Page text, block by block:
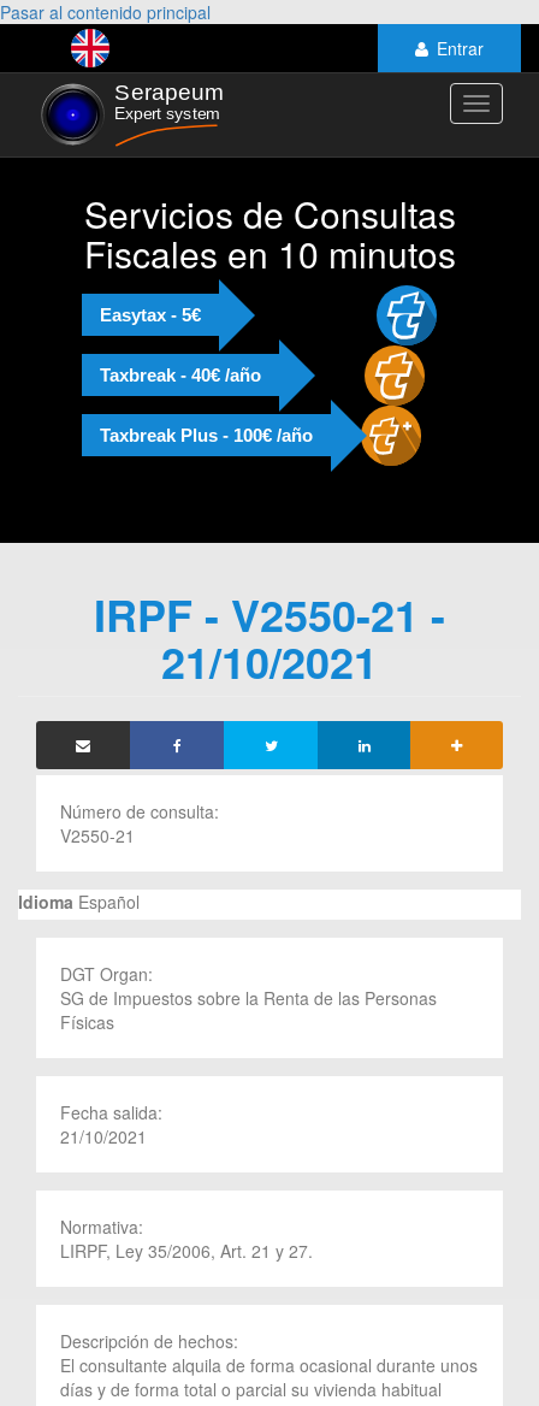
Pasar al contenido principal
Entrar
Toggle
Servicios de Consultas
Fiscales en 10 minutos
Easytax - 5€
Taxbreak - 40€ /año
Taxbreak Plus - 100€ /año
IRPF - V2550-21 -
21/10/2021
Número de consulta:
V2550-21
Idioma Español
DGT Organ:
SG de Impuestos sobre la Renta de las Personas
Físicas
Fecha salida:
21/10/2021
Normativa:
LIRPF, Ley 35/2006, Art. 21 y 27.
Descripción de hechos:
El consultante alquila de forma ocasional durante unos
días y de forma total o parcial su vivienda habitual